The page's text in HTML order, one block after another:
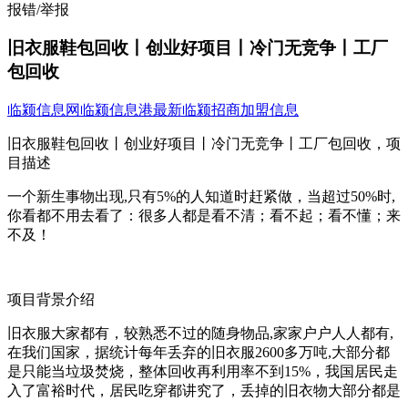
报错/举报
旧衣服鞋包回收丨创业好项目丨冷门无竞争丨工厂
包回收
临颍信息网 临颍信息港最新临颍招商加盟信息
旧衣服鞋包回收丨创业好项目丨冷门无竞争丨工厂包回收，项
目描述
一个新生事物出现,只有5%的人知道时赶紧做，当超过50%时,
你看都不用去看了：很多人都是看不清；看不起；看不懂；来
不及！
项目背景介绍
旧衣服大家都有，较熟悉不过的随身物品,家家户户人人都有,
在我们国家，据统计每年丢弃的旧衣服2600多万吨,大部分都
是只能当垃圾焚烧，整体回收再利用率不到15%，我国居民走
入了富裕时代，居民吃穿都讲究了，丢掉的旧衣物大部分都是